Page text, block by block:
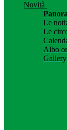
Novità
Le
Le
Albo
Gallery